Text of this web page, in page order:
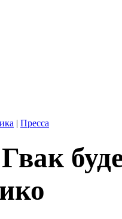
| Пресса